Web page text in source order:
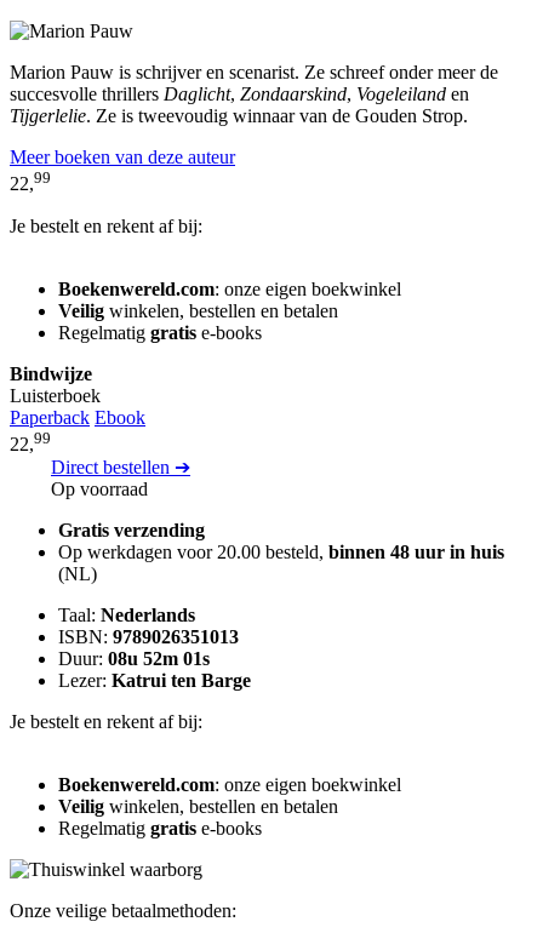
Marion Pauw is schrijver en scenarist. Ze schreef onder meer de
succesvolle thrillers Daglicht, Zondaarskind, Vogeleiland en
Tijgerlelie. Ze is tweevoudig winnaar van de Gouden Strop.
Meer boeken van deze auteur
22,99
Je bestelt en rekent af bij:
Boekenwereld.com: onze eigen boekwinkel
Veilig winkelen, bestellen en betalen
Regelmatig gratis e-books
Bindwijze
Luisterboek
Paperback Ebook
22,99
Direct bestellen ➔
Op voorraad
Gratis verzending
Op werkdagen voor 20.00 besteld, binnen 48 uur in huis
(NL)
Taal: Nederlands
ISBN: 9789026351013
Duur: 08u 52m 01s
Lezer: Katrui ten Barge
Je bestelt en rekent af bij:
Boekenwereld.com: onze eigen boekwinkel
Veilig winkelen, bestellen en betalen
Regelmatig gratis e-books
Onze veilige betaalmethoden: